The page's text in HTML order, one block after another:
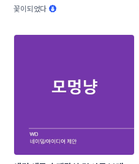
밍 공모
꽃이되었다